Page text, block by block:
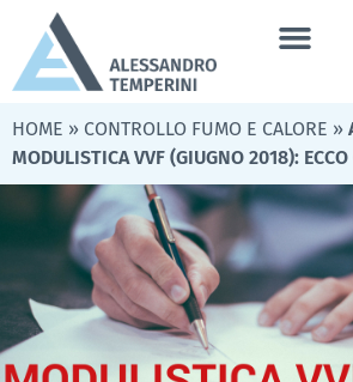
HOME » CONTROLLO FUMO E CALORE »
MODULISTICA VVF (GIUGNO 2018):